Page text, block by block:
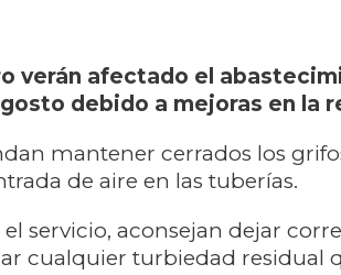
verán afectado el
debido a mejoras en la
mantener cerrados los
de aire en las tuberías.
servicio, aconsejan dejar
cualquier turbiedad residual